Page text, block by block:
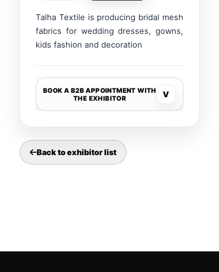
Talha Textile is producing bridal mesh
fabrics for wedding dresses, gowns,
kids fashion and decoration
BOOK A B2B APPOINTMENT WITH
THE EXHIBITOR
V
Back to exhibitor list